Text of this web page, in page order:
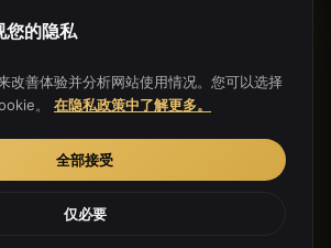
Hula Link Technology Co., Ltd. All Rights
您的隐私
改善体验并分析网站使用情况。您可以选择
。
在隐私政策中了解更多。
全部接受
仅必要